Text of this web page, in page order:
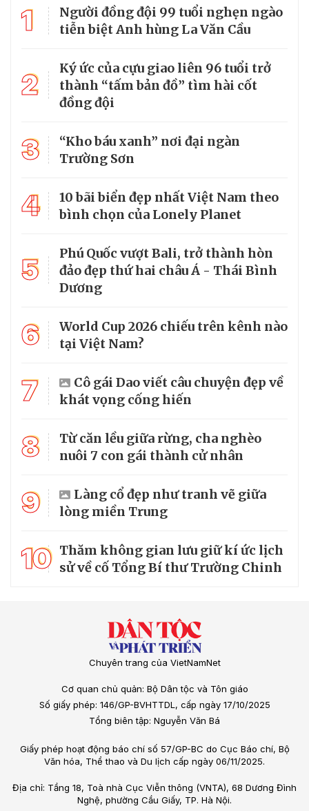
1
Người đồng đội 99 tuổi nghẹn ngào
tiễn biệt Anh hùng La Văn Cầu
2
Ký ức của cựu giao liên 96 tuổi trở
thành “tấm bản đồ” tìm hài cốt
đồng đội
3
“Kho báu xanh” nơi đại ngàn
Trường Sơn
4
10 bãi biển đẹp nhất Việt Nam theo
bình chọn của Lonely Planet
5
Phú Quốc vượt Bali, trở thành hòn
đảo đẹp thứ hai châu Á - Thái Bình
Dương
6
World Cup 2026 chiếu trên kênh nào
tại Việt Nam?
7
Cô gái Dao viết câu chuyện đẹp về
khát vọng cống hiến
8
Từ căn lều giữa rừng, cha nghèo
nuôi 7 con gái thành cử nhân
9
Làng cổ đẹp như tranh vẽ giữa
lòng miền Trung
10 Thăm không gian lưu giữ kí ức lịch
sử về cố Tổng Bí thư Trường Chinh
Chuyên trang của VietNamNet
Cơ quan chủ quản: Bộ Dân tộc và Tôn giáo
Số giấy phép: 146/GP-BVHTTDL, cấp ngày 17/10/2025
Tổng biên tập: Nguyễn Văn Bá
Giấy phép hoạt động báo chí số 57/GP-BC do Cục Báo chí, Bộ
Văn hóa, Thể thao và Du lịch cấp ngày 06/11/2025.
Địa chỉ: Tầng 18, Toà nhà Cục Viễn thông (VNTA), 68 Dương Đình
Nghệ, phường Cầu Giấy, TP. Hà Nội.